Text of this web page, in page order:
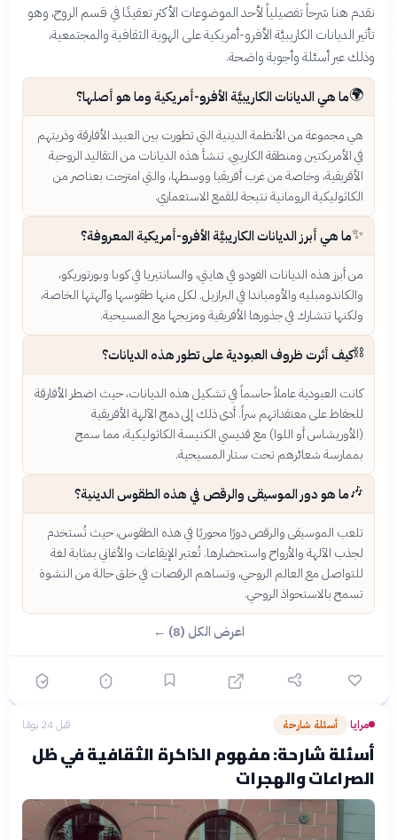
نقدم هنا شرحاً تفصيلياً لأحد الموضوعات الأكثر تعقيدًا في قسم الروح، وهو
تأثير الديانات الكاريبيَّة الأفرو-أمريكية على الهوية الثقافية والمجتمعية،
وذلك عبر أسئلة وأجوبة واضحة.
🌍ما هي الديانات الكاريبيَّة الأفرو-أمريكية وما هو أصلها؟
هي مجموعة من الأنظمة الدينية التي تطورت بين العبيد الأفارقة وذريتهم
في الأمريكتين ومنطقة الكاريبي. تنشأ هذه الديانات من التقاليد الروحية
الأفريقية، وخاصة من غرب أفريقيا ووسطها، والتي امتزجت بعناصر من
الكاثوليكية الرومانية نتيجة للقمع الاستعماري.
✨ما هي أبرز الديانات الكاريبيَّة الأفرو-أمريكية المعروفة؟
من أبرز هذه الديانات الفودو في هايتي، والسانتيريا في كوبا وبورتوريكو،
والكاندومبليه والأومباندا في البرازيل. لكل منها طقوسها وآلهتها الخاصة،
ولكنها تتشارك في جذورها الأفريقية ومزيجها مع المسيحية.
⛓️كيف أثرت ظروف العبودية على تطور هذه الديانات؟
كانت العبودية عاملاً حاسماً في تشكيل هذه الديانات، حيث اضطر الأفارقة
للحفاظ على معتقداتهم سراً. أدى ذلك إلى دمج الآلهة الأفريقية
(الأوريشاس أو اللوا) مع قديسي الكنيسة الكاثوليكية، مما سمح
بممارسة شعائرهم تحت ستار المسيحية.
🎶ما هو دور الموسيقى والرقص في هذه الطقوس الدينية؟
تلعب الموسيقى والرقص دورًا محوريًا في هذه الطقوس، حيث تُستخدم
لجذب الآلهة والأرواح واستحضارها. تُعتبر الإيقاعات والأغاني بمثابة لغة
للتواصل مع العالم الروحي، وتساهم الرقصات في خلق حالة من النشوة
تسمح بالاستحواذ الروحي.
اعرض الكل (8) ←
مرايا› أسئلة شارحة قبل 24 يومًا
أسئلة شارحة: مفهوم الذاكرة الثقافية في ظل
الصراعات والهجرات